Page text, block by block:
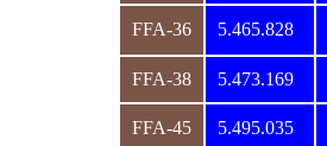
FFA-36 5.465.828
FFA-38 5.473.169
FFA-45 5.495.035